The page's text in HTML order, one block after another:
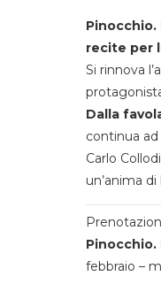
Pinocchio.
recite per
Si rinnova
Dalla
continua
Carlo
un’anima
Pinocchio.
febbraio –